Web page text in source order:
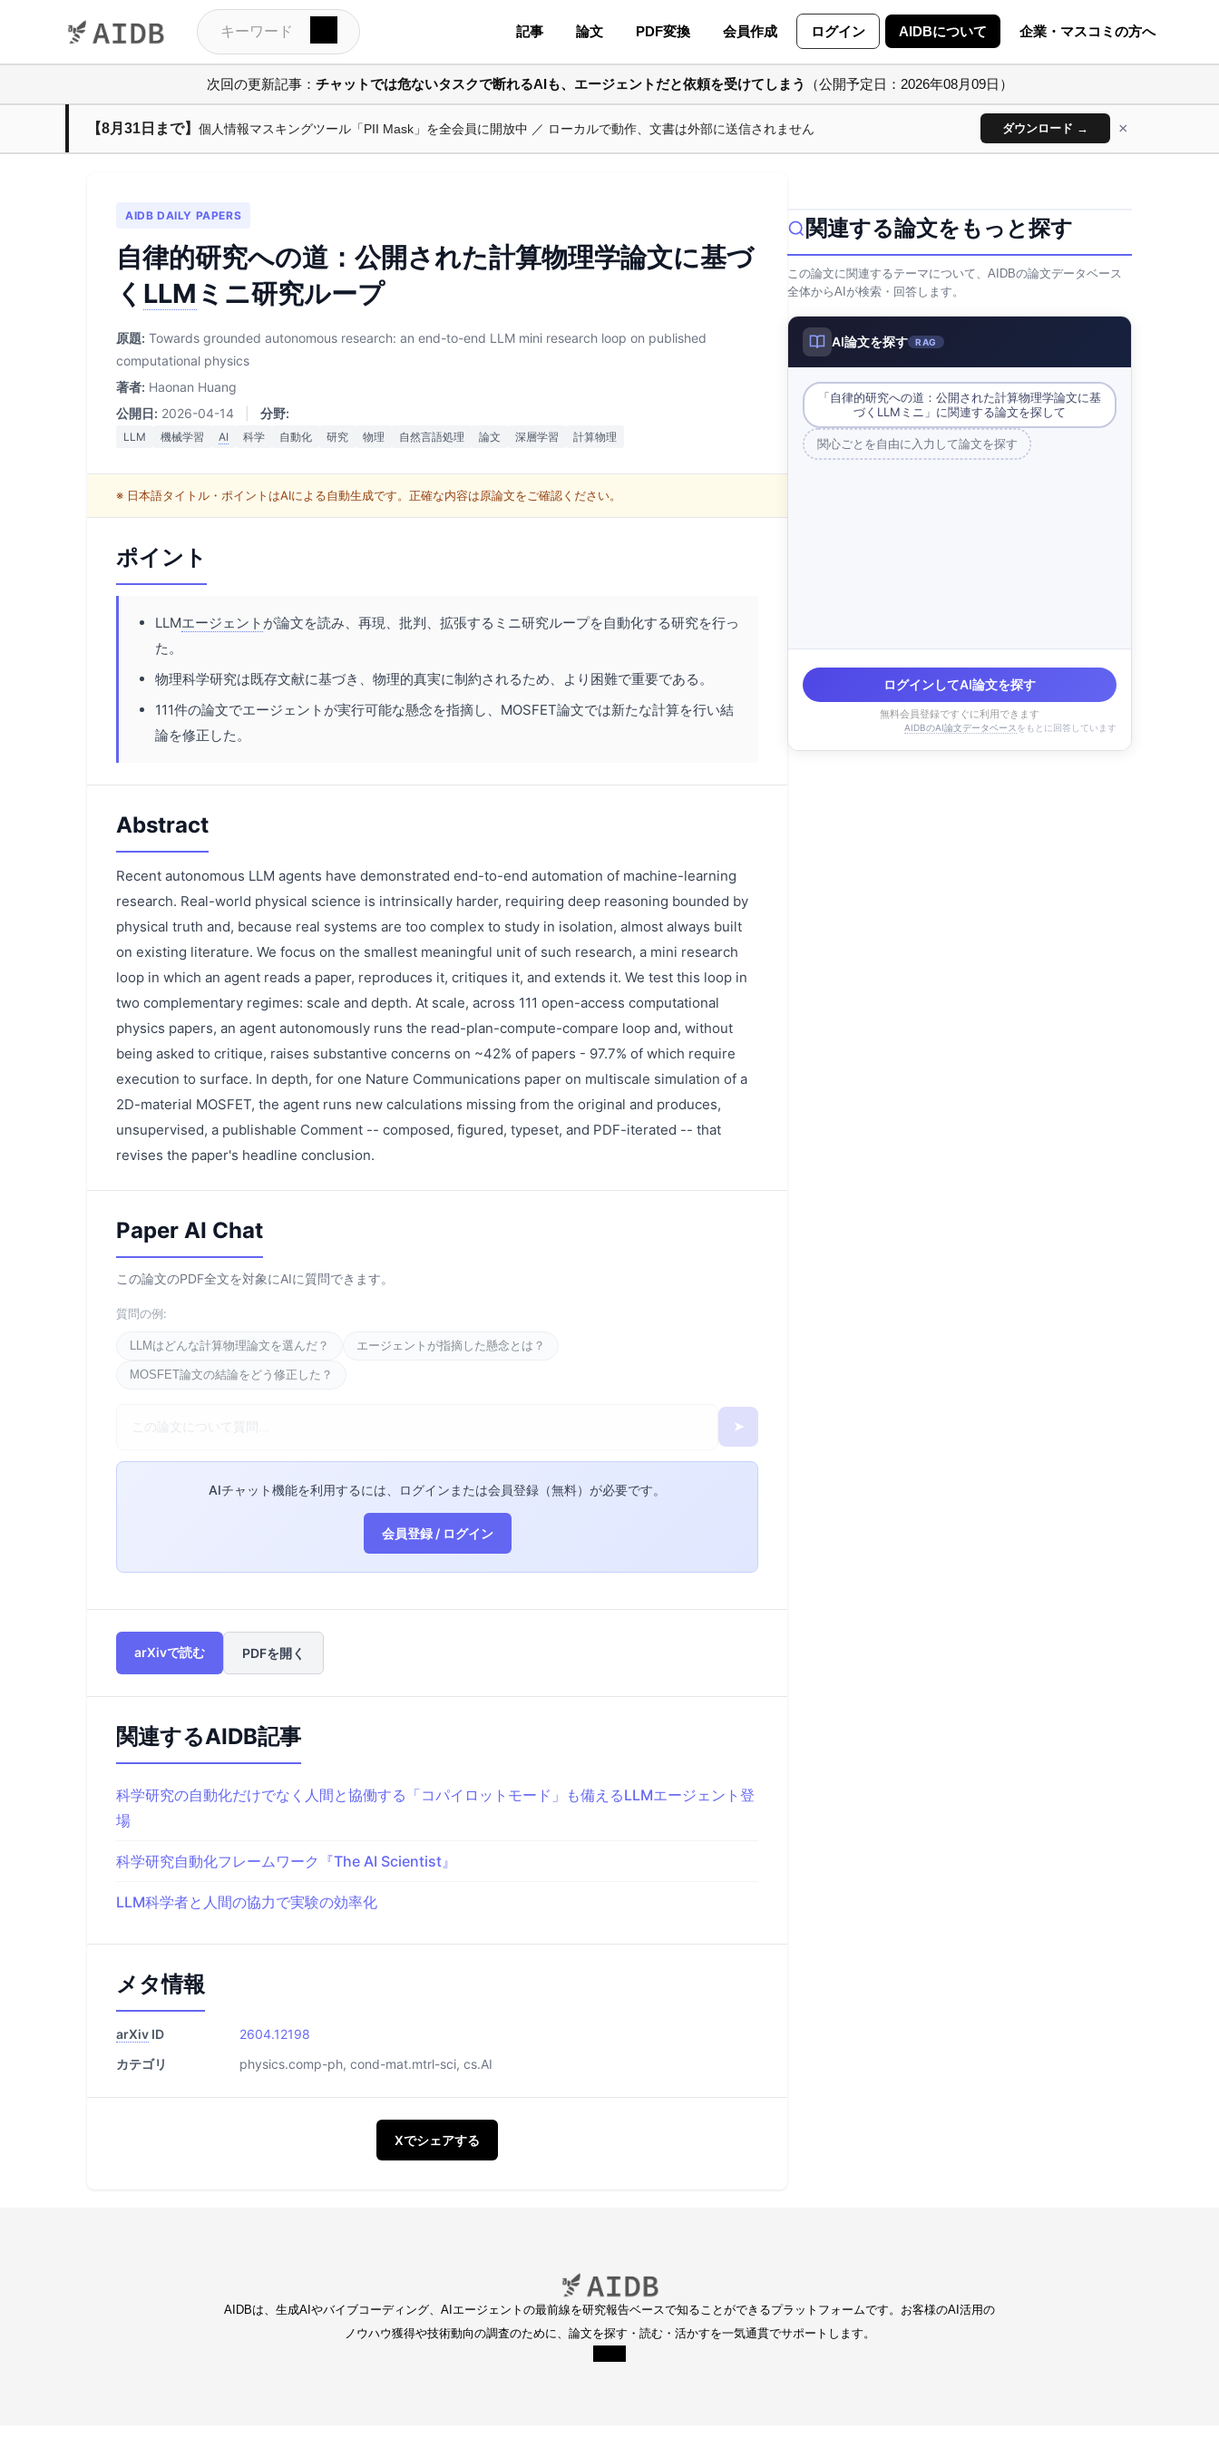
記事 論文 PDF変換 会員作成 ログイン AIDBについて 企業・マスコミの方へ
次回の更新記事： チャットでは危ないタスクで断れるAIも、エージェントだと依頼を受けてしまう （公開予定日：2026年08月09日）
【8月31日まで】 個人情報マスキングツール「PII Mask」を全会員に開放中 ／ ローカルで動作、文書は外部に送信されません ダウンロード → ×
AIDB DAILY PAPERS
自律的研究への道：公開された計算物理学論文に基づ
く LLM ミニ研究ループ
原題: Towards grounded autonomous research: an end-to-end LLM mini research loop on published
computational physics
著者: Haonan Huang
公開日: 2026-04-14 分野:
LLM 機械学習 AI 科学 自動化 研究 物理 自然言語処理 論文 深層学習 計算物理
※ 日本語タイトル・ポイントはAIによる自動生成です。正確な内容は原論文をご確認ください。
ポイント
LLMエージェント が論文を読み、再現、批判、拡張するミニ研究ループを自動化する研究を行っ
た。
物理科学研究は既存文献に基づき、物理的真実に制約されるため、より困難で重要である。
111件の論文でエージェントが実行可能な懸念を指摘し、MOSFET論文では新たな計算を行い結
論を修正した。
Abstract
Recent autonomous LLM agents have demonstrated end-to-end automation of machine-learning
research. Real-world physical science is intrinsically harder, requiring deep reasoning bounded by
physical truth and, because real systems are too complex to study in isolation, almost always built
on existing literature. We focus on the smallest meaningful unit of such research, a mini research
loop in which an agent reads a paper, reproduces it, critiques it, and extends it. We test this loop in
two complementary regimes: scale and depth. At scale, across 111 open-access computational
physics papers, an agent autonomously runs the read-plan-compute-compare loop and, without
being asked to critique, raises substantive concerns on ~42% of papers - 97.7% of which require
execution to surface. In depth, for one Nature Communications paper on multiscale simulation of a
2D-material MOSFET, the agent runs new calculations missing from the original and produces,
unsupervised, a publishable Comment -- composed, figured, typeset, and PDF-iterated -- that
revises the paper's headline conclusion.
Paper AI Chat
この論文のPDF全文を対象にAIに質問できます。
質問の例:
LLMはどんな計算物理論文を選んだ？ エージェントが指摘した懸念とは？
MOSFET論文の結論をどう修正した？
➤
AIチャット機能を利用するには、ログインまたは会員登録（無料）が必要です。
会員登録 / ログイン
arXivで読む PDFを開く
関連するAIDB記事
科学研究の自動化だけでなく人間と協働する「コパイロットモード」も備えるLLMエージェント登
場
科学研究自動化フレームワーク『The AI Scientist』
LLM科学者と人間の協力で実験の効率化
メタ情報
arXiv ID
2604.12198
カテゴリ
physics.comp-ph, cond-mat.mtrl-sci, cs.AI
Xでシェアする
関連する論文をもっと探す
この論文に関連するテーマについて、AIDBの論文データベース
全体からAIが検索・回答します。
AI論文を探す RAG
「自律的研究への道：公開された計算物理学論文に基
づくLLMミニ」に関連する論文を探して
関心ごとを自由に入力して論文を探す
ログインしてAI論文を探す
無料会員登録ですぐに利用できます
AIDBのAI論文データベース をもとに回答しています
AIDBは、生成AIやバイブコーディング、AIエージェントの最前線を研究報告ベースで知ることができるプラットフォームです。お客様のAI活用の
ノウハウ獲得や技術動向の調査のために、論文を探す・読む・活かすを一気通貫でサポートします。